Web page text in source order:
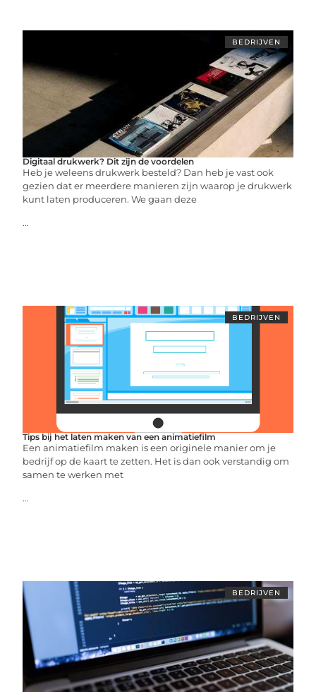
BEDRIJVEN
Digitaal drukwerk? Dit zijn de voordelen
Heb je weleens drukwerk besteld? Dan heb je vast ook
gezien dat er meerdere manieren zijn waarop je drukwerk
kunt laten produceren. We gaan deze
...
BEDRIJVEN
Tips bij het laten maken van een animatiefilm
Een animatiefilm maken is een originele manier om je
bedrijf op de kaart te zetten. Het is dan ook verstandig om
samen te werken met
...
BEDRIJVEN